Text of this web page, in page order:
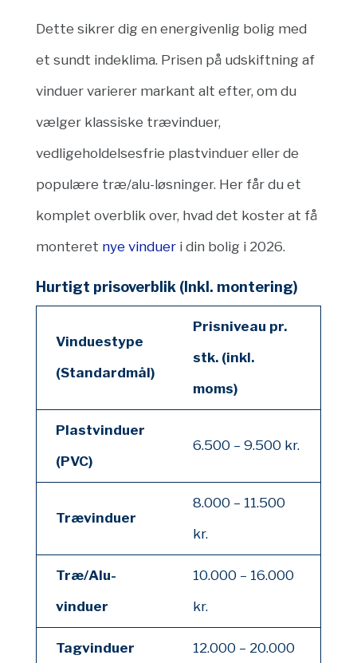
Dette sikrer dig en energivenlig bolig med
et sundt indeklima. Prisen på udskiftning af
vinduer varierer markant alt efter, om du
vælger klassiske trævinduer,
vedligeholdelsesfrie plastvinduer eller de
populære træ/alu-løsninger. Her får du et
komplet overblik over, hvad det koster at få
monteret nye vindueri din bolig i 2026.
Hurtigt prisoverblik (Inkl. montering)
Vinduestype
(Standardmål)
Prisniveau pr.
stk. (inkl.
moms)
Plastvinduer
(PVC)
6.500 – 9.500 kr.
Trævinduer
8.000 – 11.500
kr.
Træ/Alu-
vinduer
10.000 – 16.000
kr.
Tagvinduer
12.000 – 20.000